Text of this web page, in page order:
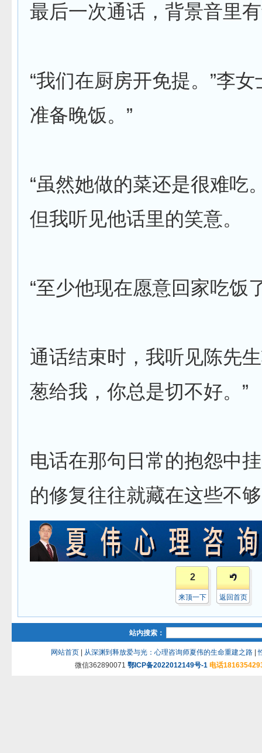
最后一次通话，背景音里
“我们在厨房开免提。”李
准备晚饭。”
“虽然她做的菜还是很难吃
但我听见他话里的笑意。
“至少他现在愿意回家吃饭
通话结束时，我听见陈先
葱给我，你总是切不好。”
电话在那句日常的抱怨中
的修复往往就藏在这些不
2
来顶一下 返回首页
站内搜索：
网站首页| 从深渊到释放爱与光：心理咨询师夏伟的生命重建之路|
微信362890071 鄂ICP备2022012149号-1 电话